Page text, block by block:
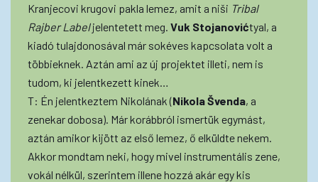
Kranjecovi krugovi pakla lemez, amit a niši Tribal
Rajber Labeljelentetett meg. Vuk Stojanovićtyal, a
kiadó tulajdonosával már sokéves kapcsolata volt a
többieknek. Aztán ami az új projektet illeti, nem is
tudom, ki jelentkezett kinek…
T: Én jelentkeztem Nikolának (Nikola Švenda, a
zenekar dobosa). Már korábbról ismertük egymást,
aztán amikor kijött az első lemez, ő elküldte nekem.
Akkor mondtam neki, hogy mivel instrumentális zene,
vokál nélkül, szerintem illene hozzá akár egy kis